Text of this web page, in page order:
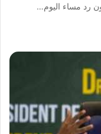
رد مساء اليوم…